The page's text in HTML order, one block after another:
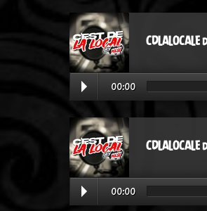
00:00
00:00